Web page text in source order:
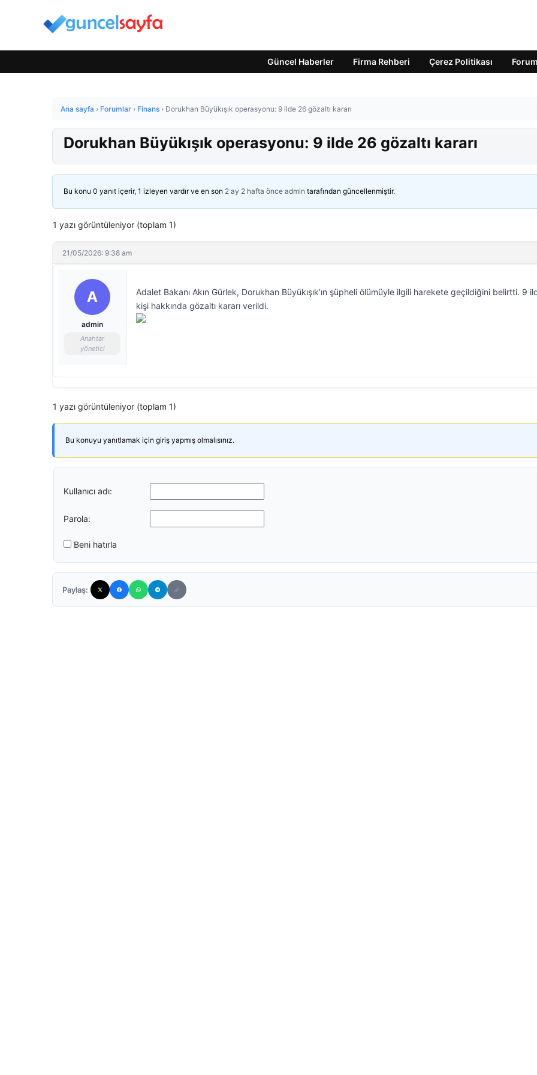
Güncel Haberler Firma Rehberi Çerez Politikası Forum
Ana sayfa › Forumlar › Finans › Dorukhan Büyükışık operasyonu: 9 ilde 26 gözaltı kararı
Dorukhan Büyükışık operasyonu: 9 ilde 26 gözaltı kararı
Bu konu 0 yanıt içerir, 1 izleyen vardır ve en son 2 ay 2 hafta önce admin tarafından güncellenmiştir.
1 yazı görüntüleniyor (toplam 1)
21/05/2026: 9:38 am
A
admin
Anahtar
yönetici
Adalet Bakanı Akın Gürlek, Dorukhan Büyükışık’ın şüpheli ölümüyle ilgili harekete geçildiğini belirtti. 9
kişi hakkında gözaltı kararı verildi.
1 yazı görüntüleniyor (toplam 1)
Bu konuyu yanıtlamak için giriş yapmış olmalısınız.
Kullanıcı adı:
Parola:
Beni hatırla
Paylaş: